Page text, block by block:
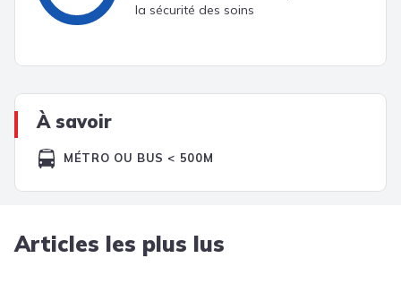
la sécurité des soins
À savoir
MÉTRO OU BUS < 500M
Articles les plus lus